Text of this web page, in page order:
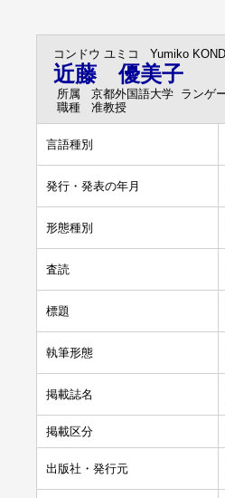
コンドウ ユミコ Yumiko
近藤 優美子
所属
京都外国語大学 ランゲ
職種
准教授
言語種別
発行・発表の年月
形態種別
査読
標題
執筆形態
掲載誌名
掲載区分
出版社・発行元